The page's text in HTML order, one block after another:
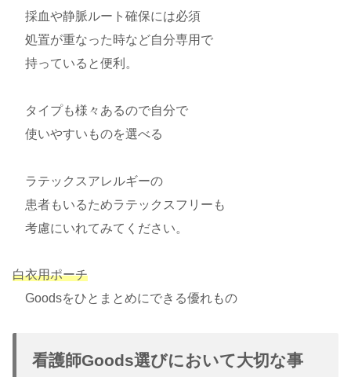
採血や静脈ルート確保には必須
処置が重なった時など自分専用で
持っていると便利。
タイプも様々あるので自分で
使いやすいものを選べる
ラテックスアレルギーの
患者もいるためラテックスフリーも
考慮にいれてみてください。
白衣用ポーチ
Goodsをひとまとめにできる優れもの
看護師Goods選びにおいて大切な事